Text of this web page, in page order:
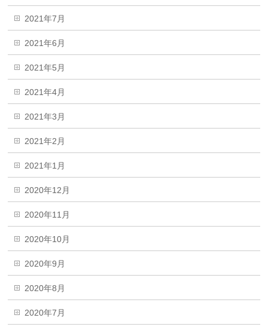
2021年7月
2021年6月
2021年5月
2021年4月
2021年3月
2021年2月
2021年1月
2020年12月
2020年11月
2020年10月
2020年9月
2020年8月
2020年7月